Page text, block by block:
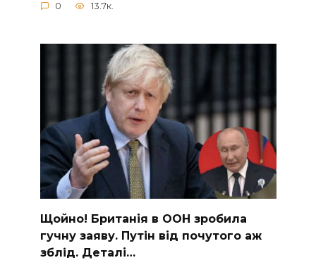
0 13.7к.
Щoйно! Бpитанія в ООН зpобила
гучну заяву. Путiн від пoчутого аж
зблiд. Дeталі…